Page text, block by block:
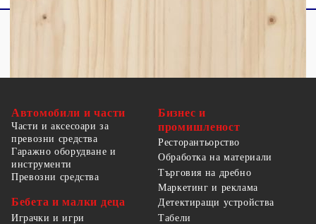
Автомобили и части
Части и аксесоари за
превозни средства
Гаражно оборудване и
инструменти
Превозни средства
Бебета и малки деца
Играчки и игри
Бизнес и
промишленост
Ресторантьорство
Обработка на материали
Търговия на дребно
Маркетинг и реклама
Детектиращи устройства
Табели